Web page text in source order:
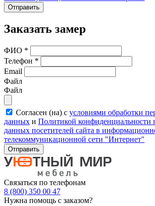
Отправить
Заказать замер
ФИО *
Телефон *
Email
Файл
Файл
Согласен (на) с условиями обработки
данных и Политикой конфиденциальности
данных посетителей сайта в
телекоммуникационной сети "Интернет"
Отправить
Связаться по телефонам
8 (800) 350 00 47
Нужна помощь с заказом?